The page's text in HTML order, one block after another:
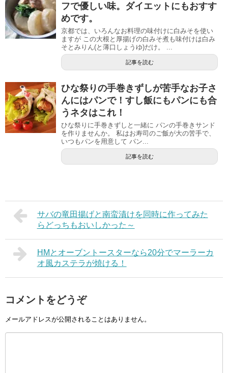
フで優しい味。ダイエットにもおすす
めです。
京都では、いろんなお料理の味付けに白みそを使い
ますが この大根と厚揚げの白みそ煮も味付けは白み
そとみりん(と薄口しょうゆ)だけ。 ...
記事を読む
ひな祭りの手巻きずしが苦手なお子さ
んにはパンで！すし飯にもパンにも合
うネタはこれ！
ひな祭りに手巻きずしと一緒に パンの手巻きサンド
を作りませんか。 私はお寿司のご飯が大の苦手で、
いつもパンを用意して パン...
記事を読む
サバの竜田揚げと南蛮漬けを同時に作ってみた
らどっちもおいしかった～
HMとオーブントースターなら20分でマーラーカ
オ風カステラが焼ける！
コメントをどうぞ
メールアドレスが公開されることはありません。